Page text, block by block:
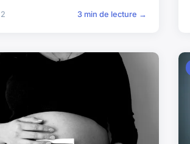
3 min de lecture →